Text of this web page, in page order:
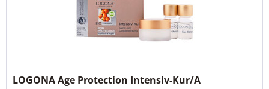
LOGONA Age Protection Intensiv-Kur/A